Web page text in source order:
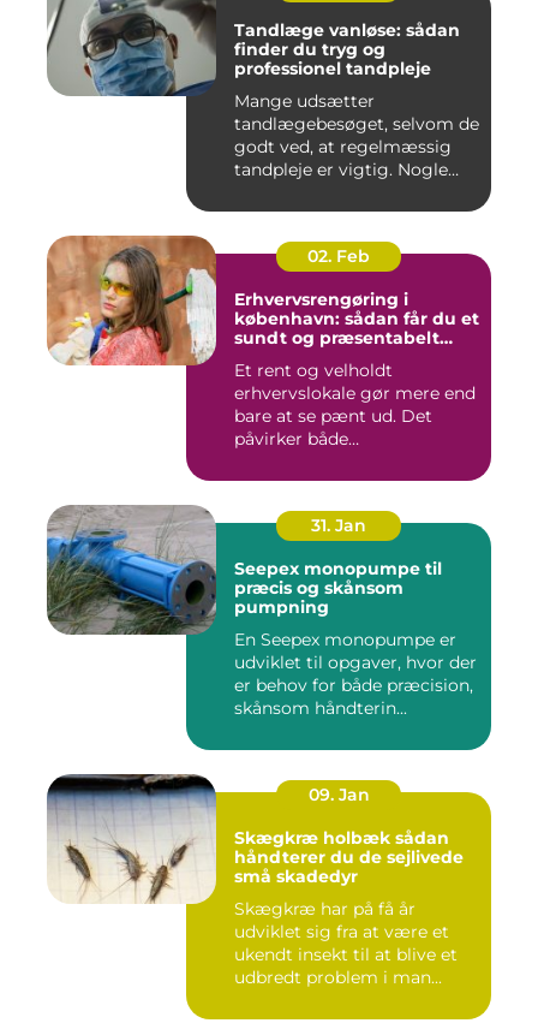
Tandlæge vanløse: sådan
finder du tryg og
professionel tandpleje
Mange udsætter
tandlægebesøget, selvom de
godt ved, at regelmæssig
tandpleje er vigtig. Nogle
02. Feb
Erhvervsrengøring i
københavn: sådan får du et
sundt og præsentabelt
Et rent og velholdt
erhvervslokale gør mere end
bare at se pænt ud. Det
påvirker både
31. Jan
Seepex monopumpe til
præcis og skånsom
pumpning
En Seepex monopumpe er
udviklet til opgaver, hvor der
er behov for både præcision,
skånsom håndterin...
09. Jan
Skægkræ holbæk sådan
håndterer du de sejlivede
små skadedyr
Skægkræ har på få år
udviklet sig fra at være et
ukendt insekt til at blive et
udbredt problem i man...